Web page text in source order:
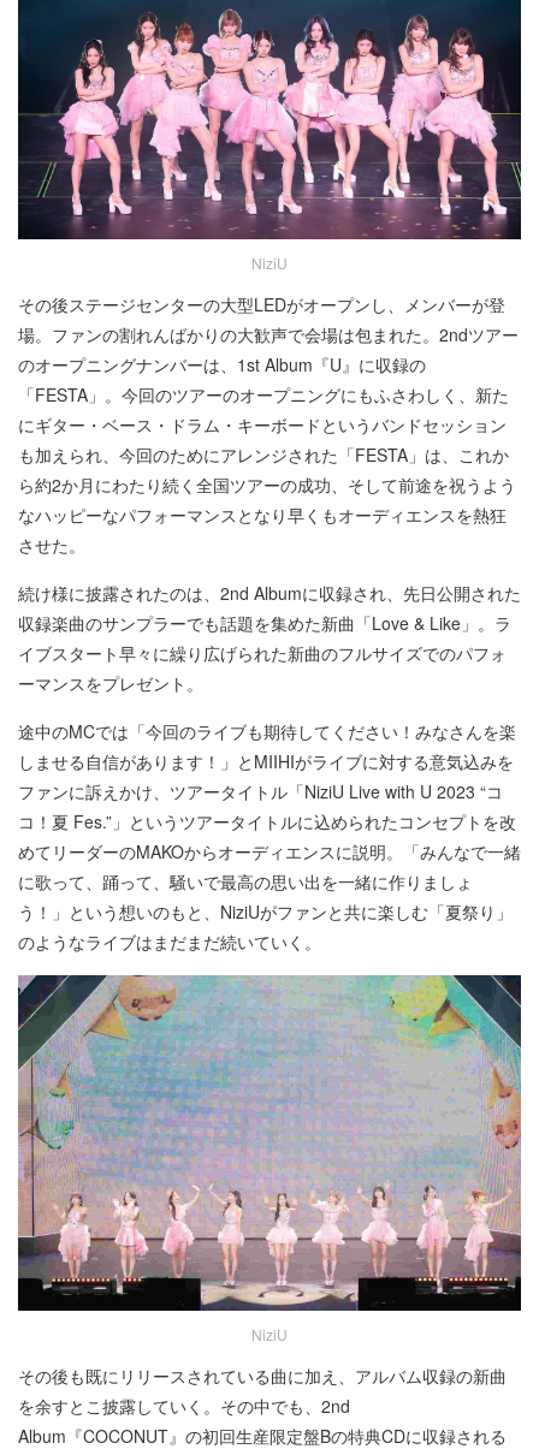
NiziU
その後ステージセンターの大型LEDがオープンし、メンバーが登
場。ファンの割れんばかりの大歓声で会場は包まれた。2ndツアー
のオープニングナンバーは、1st Album『U』に収録の
「FESTA」。今回のツアーのオープニングにもふさわしく、新た
にギター・ベース・ドラム・キーボードというバンドセッション
も加えられ、今回のためにアレンジされた「FESTA」は、これか
ら約2か月にわたり続く全国ツアーの成功、そして前途を祝うよう
なハッピーなパフォーマンスとなり早くもオーディエンスを熱狂
させた。
続け様に披露されたのは、2nd Albumに収録され、先日公開された
収録楽曲のサンプラーでも話題を集めた新曲「Love & Like」。ラ
イブスタート早々に繰り広げられた新曲のフルサイズでのパフォ
ーマンスをプレゼント。
途中のMCでは「今回のライブも期待してください！みなさんを楽
しませる自信があります！」とMIIHIがライブに対する意気込みを
ファンに訴えかけ、ツアータイトル「NiziU Live with U 2023 “コ
コ！夏 Fes.”」というツアータイトルに込められたコンセプトを改
めてリーダーのMAKOからオーディエンスに説明。「みんなで一緒
に歌って、踊って、騒いで最高の思い出を一緒に作りましょ
う！」という想いのもと、NiziUがファンと共に楽しむ「夏祭り」
のようなライブはまだまだ続いていく。
NiziU
その後も既にリリースされている曲に加え、アルバム収録の新曲
を余すとこ披露していく。その中でも、2nd
Album『COCONUT』の初回生産限定盤Bの特典CDに収録される